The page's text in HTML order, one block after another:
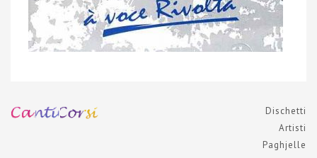
Dischetti
Artisti
Paghjelle